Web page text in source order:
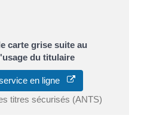
carte grise suite au
du titulaire
en ligne
titres sécurisés (ANTS)